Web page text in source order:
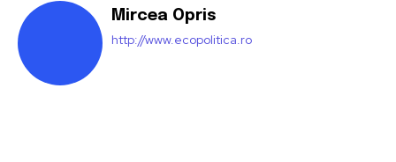
Mircea Opris
http://www.ecopolitica.ro